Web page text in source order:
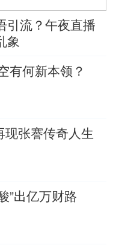
引流？午夜直播
象
有何新本领？
现张謇传奇人生
”出亿万财路